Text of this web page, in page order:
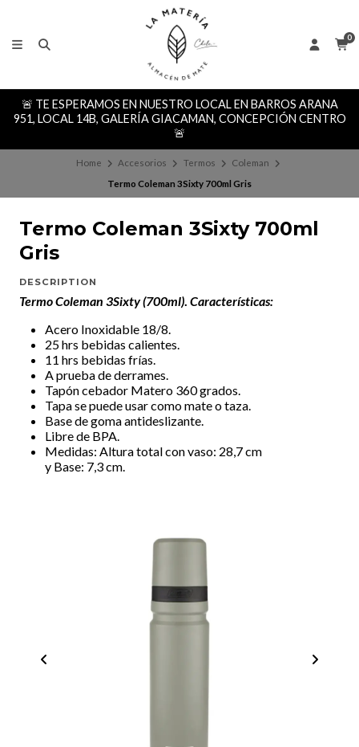
0
🚨 TE ESPERAMOS EN NUESTRO LOCAL EN BARROS ARANA
951, LOCAL 14B, GALERÍA GIACAMAN, CONCEPCIÓN CENTRO
🚨
Home Accesorios Termos
Coleman
Termo Coleman 3Sixty 700ml Gris
Termo Coleman 3Sixty 700ml
Gris
DESCRIPTION
Termo Coleman 3Sixty (700ml). Características:
Acero Inoxidable 18/8.
25 hrs bebidas calientes.
11 hrs bebidas frías.
A prueba de derrames.
Tapón cebador Matero 360 grados.
Tapa se puede usar como mate o taza.
Base de goma antideslizante.
Libre de BPA.
Medidas: Altura total con vaso: 28,7 cm
y Base: 7,3 cm.